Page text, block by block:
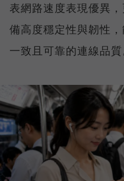
表網路速度表現優異
備高度穩定性與韌性
一致且可靠的連線品質